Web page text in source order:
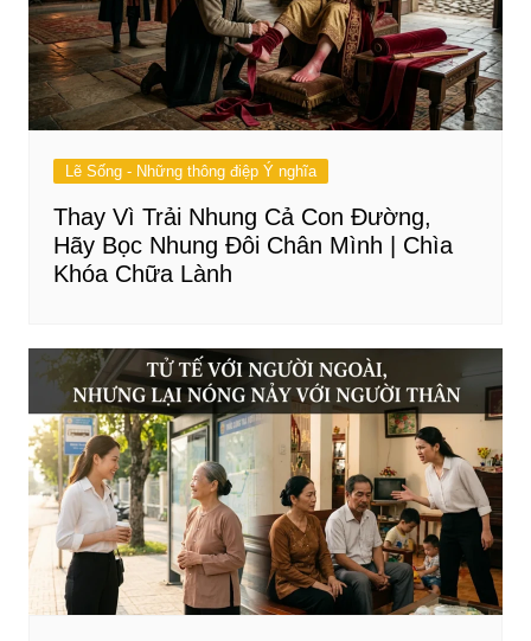
Lẽ Sống - Những thông điệp Ý nghĩa
Thay Vì Trải Nhung Cả Con Đường,
Hãy Bọc Nhung Đôi Chân Mình | Chìa
Khóa Chữa Lành